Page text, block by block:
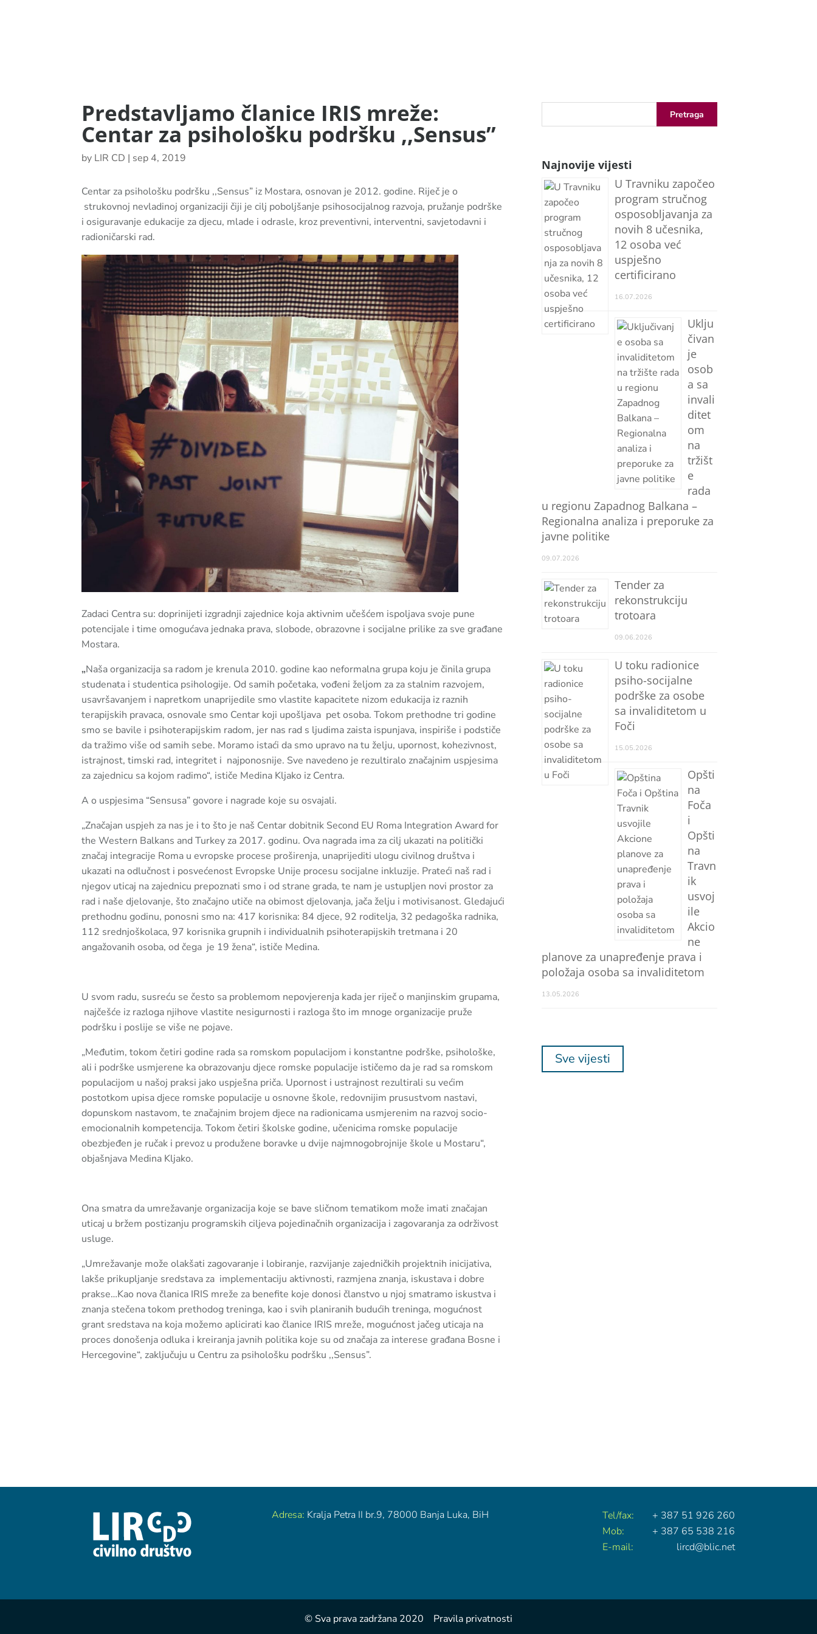
Predstavljamo članice IRIS mreže:
Centar za psihološku podršku ,,Sensus”
by LIR CD | sep 4, 2019
Centar za psihološku podršku ,,Sensus” iz Mostara, osnovan je 2012. godine. Riječ je o
strukovnoj nevladinoj organizaciji čiji je cilj poboljšanje psihosocijalnog razvoja, pružanje podrške
i osiguravanje edukacije za djecu, mlade i odrasle, kroz preventivni, interventni, savjetodavni i
radioničarski rad.
Zadaci Centra su: doprinijeti izgradnji zajednice koja aktivnim učešćem ispoljava svoje pune
potencijale i time omogućava jednaka prava, slobode, obrazovne i socijalne prilike za sve građane
Mostara.
„Naša organizacija sa radom je krenula 2010. godine kao neformalna grupa koju je činila grupa
studenata i studentica psihologije. Od samih početaka, vođeni željom za za stalnim razvojem,
usavršavanjem i napretkom unaprijedile smo vlastite kapacitete nizom edukacija iz raznih
terapijskih pravaca, osnovale smo Centar koji upošljava pet osoba. Tokom prethodne tri godine
smo se bavile i psihoterapijskim radom, jer nas rad s ljudima zaista ispunjava, inspiriše i podstiče
da tražimo više od samih sebe. Moramo istaći da smo upravo na tu želju, upornost, kohezivnost,
istrajnost, timski rad, integritet i najponosnije. Sve navedeno je rezultiralo značajnim uspjesima
za zajednicu sa kojom radimo“, ističe Medina Kljako iz Centra.
A o uspjesima “Sensusa” govore i nagrade koje su osvajali.
„Značajan uspjeh za nas je i to što je naš Centar dobitnik Second EU Roma Integration Award for
the Western Balkans and Turkey za 2017. godinu. Ova nagrada ima za cilj ukazati na politički
značaj integracije Roma u evropske procese proširenja, unaprijediti ulogu civilnog društva i
ukazati na odlučnost i posvećenost Evropske Unije procesu socijalne inkluzije. Prateći naš rad i
njegov uticaj na zajednicu prepoznati smo i od strane grada, te nam je ustupljen novi prostor za
rad i naše djelovanje, što značajno utiče na obimost djelovanja, jača želju i motivisanost. Gledajući
prethodnu godinu, ponosni smo na: 417 korisnika: 84 djece, 92 roditelja, 32 pedagoška radnika,
112 srednjoškolaca, 97 korisnika grupnih i individualnih psihoterapijskih tretmana i 20
angažovanih osoba, od čega je 19 žena“, ističe Medina.
U svom radu, susreću se često sa problemom nepovjerenja kada jer riječ o manjinskim grupama,
najčešće iz razloga njihove vlastite nesigurnosti i razloga što im mnoge organizacije pruže
podršku i poslije se više ne pojave.
„Međutim, tokom četiri godine rada sa romskom populacijom i konstantne podrške, psihološke,
ali i podrške usmjerene ka obrazovanju djece romske populacije ističemo da je rad sa romskom
populacijom u našoj praksi jako uspješna priča. Upornost i ustrajnost rezultirali su većim
postotkom upisa djece romske populacije u osnovne škole, redovnijim prusustvom nastavi,
dopunskom nastavom, te značajnim brojem djece na radionicama usmjerenim na razvoj socio-
emocionalnih kompetencija. Tokom četiri školske godine, učenicima romske populacije
obezbjeđen je ručak i prevoz u produžene boravke u dvije najmnogobrojnije škole u Mostaru“,
objašnjava Medina Kljako.
Ona smatra da umrežavanje organizacija koje se bave sličnom tematikom može imati značajan
uticaj u bržem postizanju programskih ciljeva pojedinačnih organizacija i zagovaranja za održivost
usluge.
„Umrežavanje može olakšati zagovaranje i lobiranje, razvijanje zajedničkih projektnih inicijativa,
lakše prikupljanje sredstava za implementaciju aktivnosti, razmjena znanja, iskustava i dobre
prakse…Kao nova članica IRIS mreže za benefite koje donosi članstvo u njoj smatramo iskustva i
znanja stečena tokom prethodog treninga, kao i svih planiranih budućih treninga, mogućnost
grant sredstava na koja možemo aplicirati kao članice IRIS mreže, mogućnost jačeg uticaja na
proces donošenja odluka i kreiranja javnih politika koje su od značaja za interese građana Bosne i
Hercegovine“, zaključuju u Centru za psihološku podršku ,,Sensus”.
Najnovije vijesti
U Travniku započeo
program stručnog
osposobljavanja za
novih 8 učesnika,
12 osoba već
uspješno
certificirano
16.07.2026
Uklju
čivan
je
osob
a sa
invali
ditet
om
na
tržišt
e
rada
u regionu Zapadnog Balkana –
Regionalna analiza i preporuke za
javne politike
09.07.2026
Tender za
rekonstrukciju
trotoara
09.06.2026
U toku radionice
psiho-socijalne
podrške za osobe
sa invaliditetom u
Foči
15.05.2026
Opšti
na
Foča
i
Opšti
na
Travn
ik
usvoj
ile
Akcio
ne
planove za unapređenje prava i
položaja osoba sa invaliditetom
13.05.2026
Sve vijesti
Adresa: Kralja Petra II br.9, 78000 Banja Luka, BiH Tel/fax:
+ 387 51 926 260
Mob:
+ 387 65 538 216
E-mail:
lircd@blic.net
© Sva prava zadržana 2020 Pravila privatnosti